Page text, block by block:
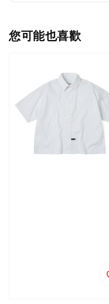
您可能也喜歡